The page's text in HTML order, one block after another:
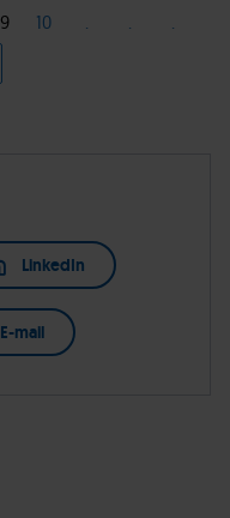
9 10 . .
.
LinkedIn
E-mail